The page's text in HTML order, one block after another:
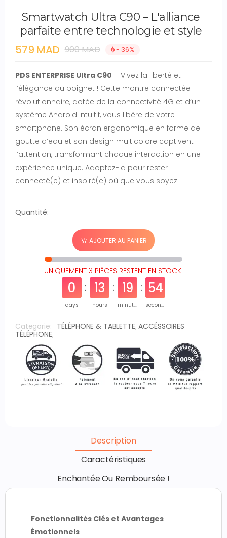
Smartwatch Ultra C90 – L'alliance
parfaite entre technologie et style
579 MAD 900 MAD - 36%
PDS ENTERPRISE Ultra C90 – Vivez la liberté et
l’élégance au poignet ! Cette montre connectée
révolutionnaire, dotée de la connectivité 4G et d’un
système Android intuitif, vous libère de votre
smartphone. Son écran ergonomique en forme de
goutte d’eau et son design multicolore captivent
l’attention, transformant chaque interaction en une
expérience unique. Adoptez-la pour rester
connecté(e) et inspiré(e) où que vous soyez.
Quantité:
AJOUTER AU PANIER
UNIQUEMENT 3 PIÈCES RESTENT EN STOCK.
0
days
13
hours
19
minutes
54
seconds
Categorie: TÉLÉPHONE & TABLETTE,ACCÉSSOIRES
TÉLÉPHONE,
Description
Caractéristiques
Enchantée Ou Remboursée !
Fonctionnalités Clés et Avantages
Émotionnels